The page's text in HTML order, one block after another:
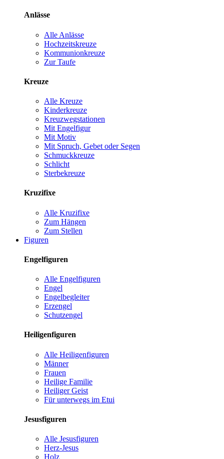
Anlässe
Alle Anlässe
Hochzeitskreuze
Kommunionkreuze
Zur Taufe
Kreuze
Alle Kreuze
Kinderkreuze
Kreuzwegstationen
Mit Engelfigur
Mit Motiv
Mit Spruch, Gebet oder Segen
Schmuckkreuze
Schlicht
Sterbekreuze
Kruzifixe
Alle Kruzifixe
Zum Hängen
Zum Stellen
Figuren
Engelfiguren
Alle Engelfiguren
Engel
Engelbegleiter
Erzengel
Schutzengel
Heiligenfiguren
Alle Heiligenfiguren
Männer
Frauen
Heilige Familie
Heiliger Geist
Für unterwegs im Etui
Jesusfiguren
Alle Jesusfiguren
Herz-Jesus
Holz